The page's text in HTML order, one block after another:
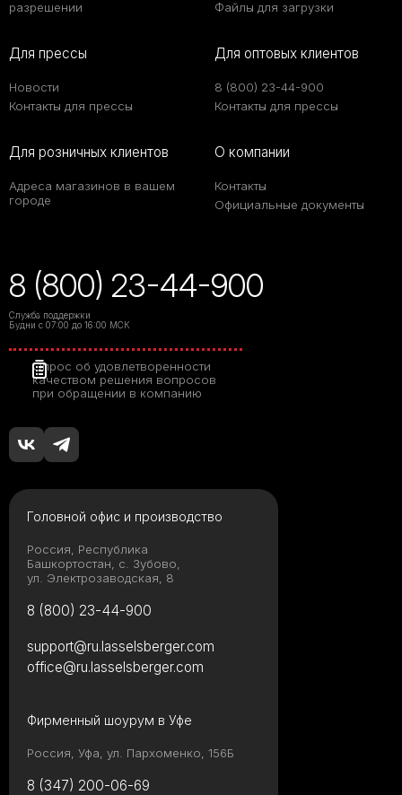
разрешении
Файлы для загрузки
Для прессы
Новости
Контакты для прессы
Для оптовых клиентов
8 (800) 23-44-900
Контакты для прессы
Для розничных клиентов
Адреса магазинов в вашем
городе
О компании
Контакты
Официальные документы
8 (800) 23-44-900
Служба поддержки
Будни с 07:00 до 16:00 МСК
Опрос об удовлетворенности
качеством решения вопросов
при обращении в компанию
Головной офис и производство
Россия, Республика
Башкортостан, с. Зубово,
ул. Электрозаводская, 8
8 (800) 23-44-900
Фирменный шоурум в Уфе
Россия, Уфа, ул. Пархоменко, 156Б
8 (347) 200-06-69
support@ru.lasselsberger.com
office@ru.lasselsberger.com